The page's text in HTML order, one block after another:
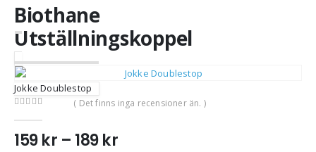
Biothane
Utställningskoppel
Jokke Doublestop
( Det finns inga recensioner än. )
159kr – 189kr